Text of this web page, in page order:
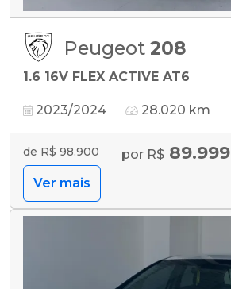
Peugeot 208
1.6 16V FLEX ACTIVE AT6
2023/2024 28.020 km
de R$ 98.900 por R$ 89.999
Ver mais